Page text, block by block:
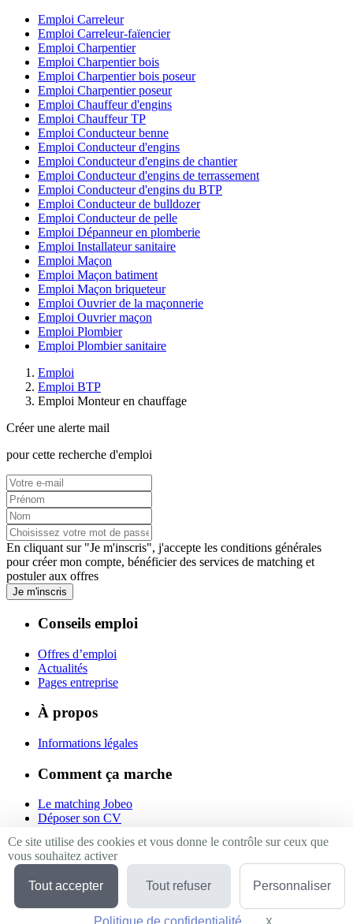
Emploi Carreleur
Emploi Carreleur-faïencier
Emploi Charpentier
Emploi Charpentier bois
Emploi Charpentier bois poseur
Emploi Charpentier poseur
Emploi Chauffeur d'engins
Emploi Chauffeur TP
Emploi Conducteur benne
Emploi Conducteur d'engins
Emploi Conducteur d'engins de chantier
Emploi Conducteur d'engins de terrassement
Emploi Conducteur d'engins du BTP
Emploi Conducteur de bulldozer
Emploi Conducteur de pelle
Emploi Dépanneur en plomberie
Emploi Installateur sanitaire
Emploi Maçon
Emploi Maçon batiment
Emploi Maçon briqueteur
Emploi Ouvrier de la maçonnerie
Emploi Ouvrier maçon
Emploi Plombier
Emploi Plombier sanitaire
Emploi
Emploi BTP
Emploi Monteur en chauffage
Créer une alerte mail
pour cette recherche d'emploi
En cliquant sur "Je m'inscris", j'accepte les conditions générales
pour créer mon compte, bénéficier des services de matching et
postuler aux offres
Je m'inscris
Conseils emploi
Offres d’emploi
Actualités
Pages entreprise
À propos
Informations légales
Comment ça marche
Le matching Jobeo
Déposer son CV
Suivez-nous
Linkedin
Facebook
Ce site utilise des cookies et vous donne le contrôle sur ceux que
vous souhaitez activer
Tout accepter Tout refuser Personnaliser
Politique de confidentialité